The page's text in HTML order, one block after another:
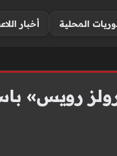
المحلية أخبار
رويس»